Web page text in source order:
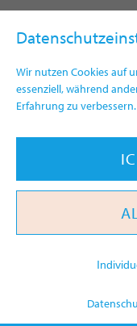
Wir nutzen Cookies auf
essenziell, während
Erfahrung zu verbessern.